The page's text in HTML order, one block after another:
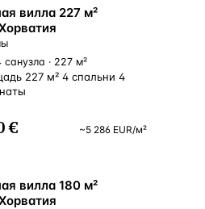
вилла 227 м²
санузла · 227 м²
227 м² 4 спальни 4
€ ~5 286 EUR/м²
вилла 180 м²